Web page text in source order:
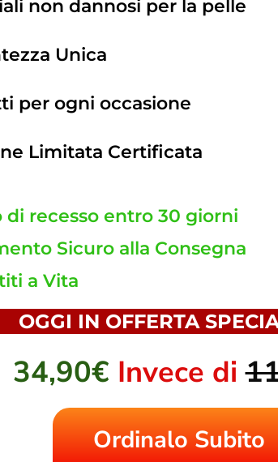
non dannosi per la pelle
Unica
per ogni occasione
Limitata Certificata
di recesso entro 30 giorni
Sicuro alla Consegna
a Vita
OGGI IN OFFERTA
34,90€ Invece di
Ordinalo Subito